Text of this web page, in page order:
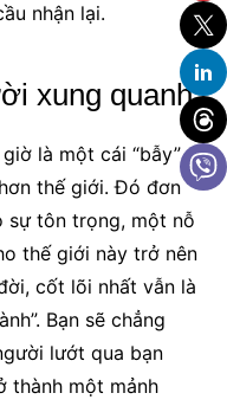
nhận lại.
xung quanh
là một cái “bẫy”
thế giới. Đó đơn
sự tôn trọng, một nỗ
thế giới này trở nên
cốt lõi nhất vẫn là
Bạn sẽ chẳng
lướt qua bạn
thành một mảnh